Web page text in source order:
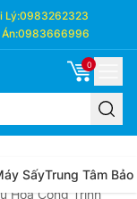
Lý:0983262323
0983666996
0
SấyTrung Tâm Bảo
Hòa Công Trình